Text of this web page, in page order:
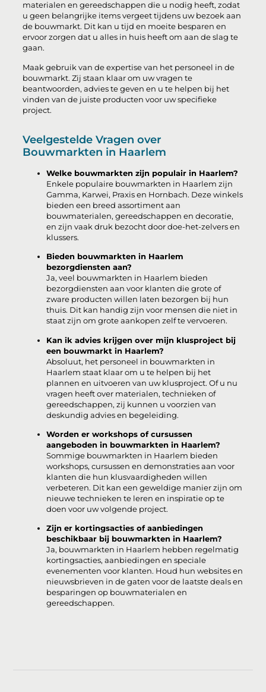
materialen en gereedschappen die u nodig heeft, zodat
u geen belangrijke items vergeet tijdens uw bezoek aan
de bouwmarkt. Dit kan u tijd en moeite besparen en
ervoor zorgen dat u alles in huis heeft om aan de slag te
gaan.
Maak gebruik van de expertise van het personeel in de
bouwmarkt. Zij staan klaar om uw vragen te
beantwoorden, advies te geven en u te helpen bij het
vinden van de juiste producten voor uw specifieke
project.
Veelgestelde Vragen over
Bouwmarkten in Haarlem
Welke bouwmarkten zijn populair in Haarlem?
Enkele populaire bouwmarkten in Haarlem zijn
Gamma, Karwei, Praxis en Hornbach. Deze winkels
bieden een breed assortiment aan
bouwmaterialen, gereedschappen en decoratie,
en zijn vaak druk bezocht door doe-het-zelvers en
klussers.
Bieden bouwmarkten in Haarlem
bezorgdiensten aan?
Ja, veel bouwmarkten in Haarlem bieden
bezorgdiensten aan voor klanten die grote of
zware producten willen laten bezorgen bij hun
thuis. Dit kan handig zijn voor mensen die niet in
staat zijn om grote aankopen zelf te vervoeren.
Kan ik advies krijgen over mijn klusproject bij
een bouwmarkt in Haarlem?
Absoluut, het personeel in bouwmarkten in
Haarlem staat klaar om u te helpen bij het
plannen en uitvoeren van uw klusproject. Of u nu
vragen heeft over materialen, technieken of
gereedschappen, zij kunnen u voorzien van
deskundig advies en begeleiding.
Worden er workshops of cursussen
aangeboden in bouwmarkten in Haarlem?
Sommige bouwmarkten in Haarlem bieden
workshops, cursussen en demonstraties aan voor
klanten die hun klusvaardigheden willen
verbeteren. Dit kan een geweldige manier zijn om
nieuwe technieken te leren en inspiratie op te
doen voor uw volgende project.
Zijn er kortingsacties of aanbiedingen
beschikbaar bij bouwmarkten in Haarlem?
Ja, bouwmarkten in Haarlem hebben regelmatig
kortingsacties, aanbiedingen en speciale
evenementen voor klanten. Houd hun websites en
nieuwsbrieven in de gaten voor de laatste deals en
besparingen op bouwmaterialen en
gereedschappen.